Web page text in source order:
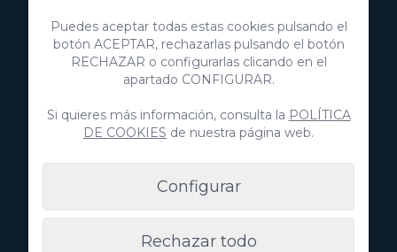
Descubre
Inmobiliaria
Anuncia tu propiedad
Villa Gran Canaria
Blog
Puedes aceptar todas estas cookies pulsando el
botón ACEPTAR, rechazarlas pulsando el botón
RECHAZAR o configurarlas clicando en el
apartado CONFIGURAR.
Si quieres más información, consulta la POLÍTICA
DE COOKIES de nuestra página web.
Configurar
Rechazar todo